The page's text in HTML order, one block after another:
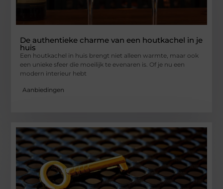
De authentieke charme van een houtkachel in je
huis
Een houtkachel in huis brengt niet alleen warmte, maar ook
een unieke sfeer die moeilijk te evenaren is. Of je nu een
modern interieur hebt
Aanbiedingen